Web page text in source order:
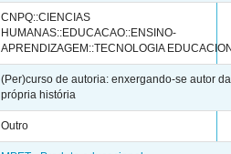
CNPQ::CIENCIAS
HUMANAS::EDUCACAO::ENSINO-
APRENDIZAGEM::TECNOLOGIA
(Per)curso de autoria: enxergando-se autor da
própria história
Outro